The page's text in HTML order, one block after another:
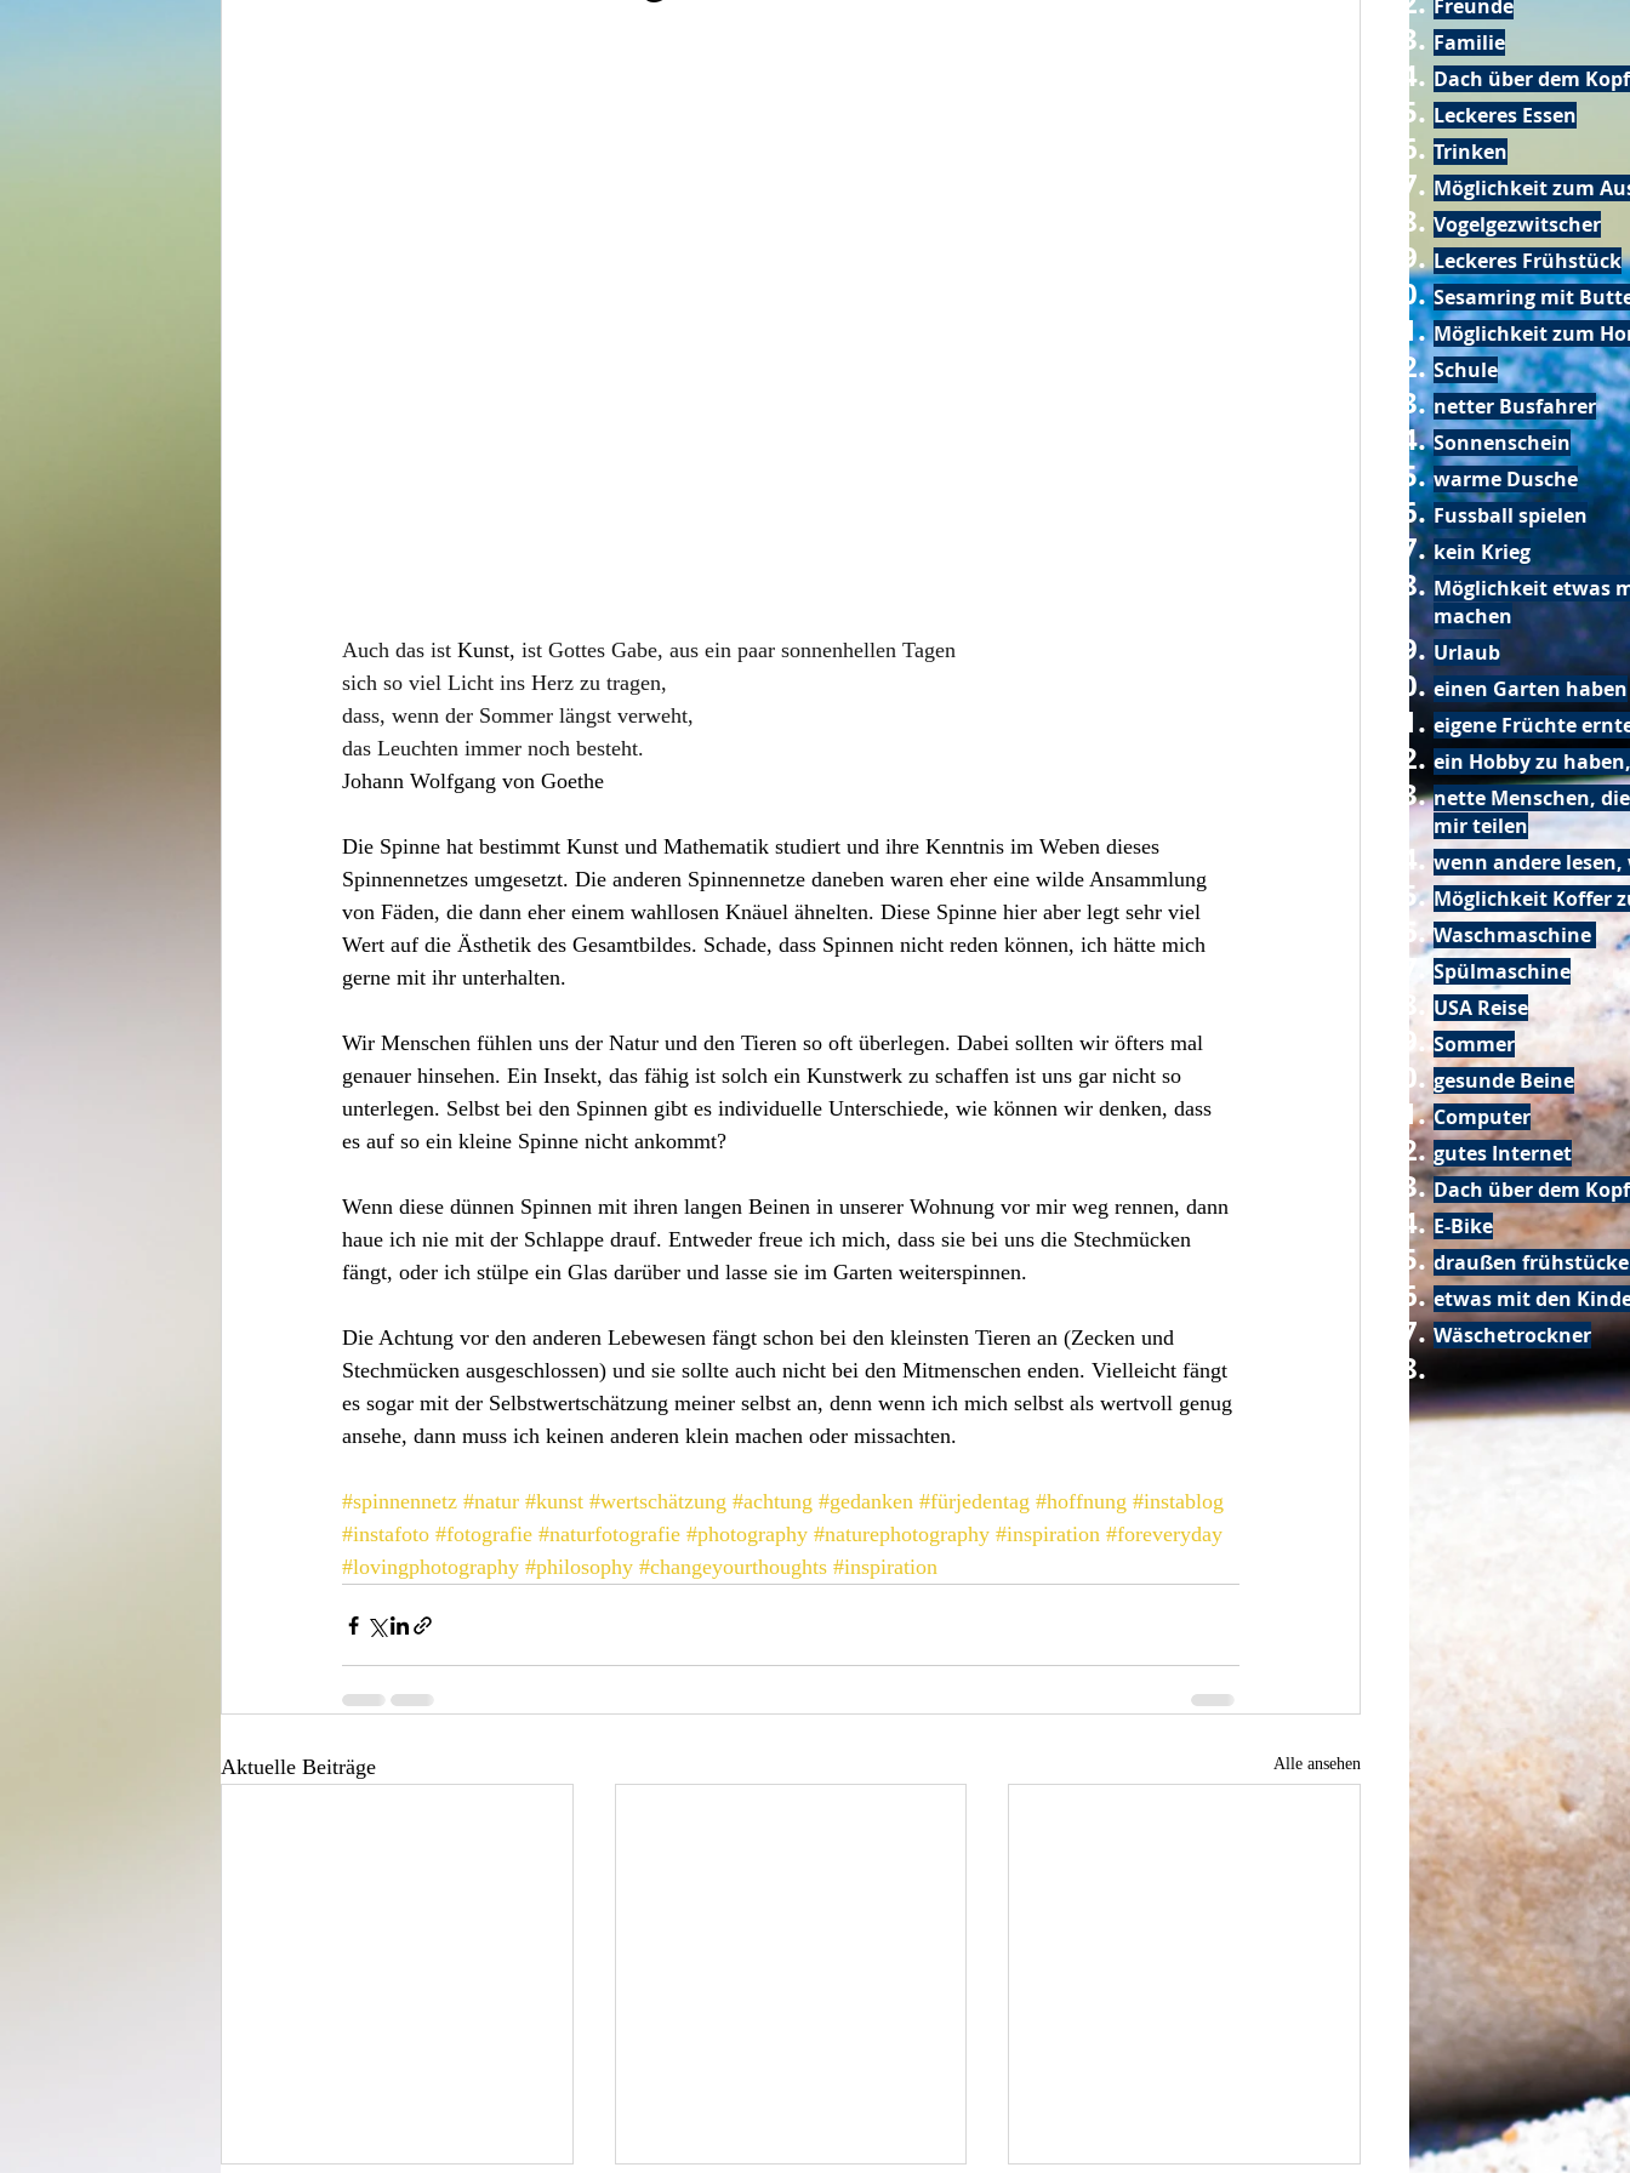
Auch das ist Kunst, ist Gottes Gabe, aus ein paar sonnenhellen Tagen
sich so viel Licht ins Herz zu tragen,
dass, wenn der Sommer längst verweht,
das Leuchten immer noch besteht.
Johann Wolfgang von Goethe
Die Spinne hat bestimmt Kunst und Mathematik studiert und ihre Kenntnis im Weben dieses
Spinnennetzes umgesetzt. Die anderen Spinnennetze daneben waren eher eine wilde Ansammlung
von Fäden, die dann eher einem wahllosen Knäuel ähnelten. Diese Spinne hier aber legt sehr viel
Wert auf die Ästhetik des Gesamtbildes. Schade, dass Spinnen nicht reden können, ich hätte mich
gerne mit ihr unterhalten.
Wir Menschen fühlen uns der Natur und den Tieren so oft überlegen. Dabei sollten wir öfters mal
genauer hinsehen. Ein Insekt, das fähig ist solch ein Kunstwerk zu schaffen ist uns gar nicht so
unterlegen. Selbst bei den Spinnen gibt es individuelle Unterschiede, wie können wir denken, dass
es auf so ein kleine Spinne nicht ankommt?
Wenn diese dünnen Spinnen mit ihren langen Beinen in unserer Wohnung vor mir weg rennen, dann
haue ich nie mit der Schlappe drauf. Entweder freue ich mich, dass sie bei uns die Stechmücken
fängt, oder ich stülpe ein Glas darüber und lasse sie im Garten weiterspinnen.
Die Achtung vor den anderen Lebewesen fängt schon bei den kleinsten Tieren an (Zecken und
Stechmücken ausgeschlossen) und sie sollte auch nicht bei den Mitmenschen enden. Vielleicht fängt
es sogar mit der Selbstwertschätzung meiner selbst an, denn wenn ich mich selbst als wertvoll genug
ansehe, dann muss ich keinen anderen klein machen oder missachten.
#spinnennetz #natur #kunst #wertschätzung #achtung #gedanken #fürjedentag #hoffnung #instablog
#instafoto #fotografie #naturfotografie #photography #naturephotography #inspiration #foreveryday
#lovingphotography #philosophy #changeyourthoughts #inspiration
Aktuelle Beiträge Alle ansehen
Freunde
Familie
Dach über dem Kopf
Leckeres Essen
Trinken
Möglichkeit zum
Vogelgezwitscher
Leckeres Frühstück
Sesamring mit
Möglichkeit zum
Schule
netter Busfahrer
Sonnenschein
warme Dusche
Fussball spielen
kein Krieg
Möglichkeit etwas
machen
Urlaub
einen Garten haben
eigene Früchte
ein Hobby zu
nette Menschen,
mir teilen
wenn andere lesen,
Möglichkeit Koffer
Waschmaschine
Spülmaschine
USA Reise
Sommer
gesunde Beine
Computer
gutes Internet
Dach über dem Kopf
E-Bike
draußen
etwas mit den
Wäschetrockner